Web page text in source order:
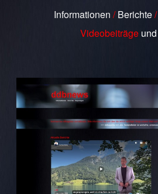
Informationen /Berichte/
Videobeiträge und